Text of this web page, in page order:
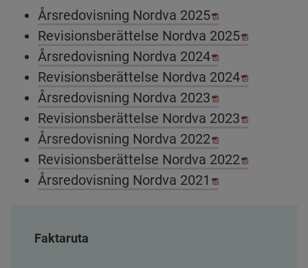
Årsredovisning Nordva 2025 Pdf, 1.3 MB,
Revisionsberättelse Nordva 2025 Pdf,
Årsredovisning Nordva 2024 Pdf, 1 MB,
Revisionsberättelse Nordva 2024 Pdf,
Årsredovisning Nordva 2023 Pdf, 820.8 kB,
Revisionsberättelse Nordva 2023 Pdf,
Årsredovisning Nordva 2022 Pdf, 556 kB,
Revisionsberättelse Nordva 2022 Pdf,
Årsredovisning Nordva 2021
Pdf, 1.4 MB.
Faktaruta